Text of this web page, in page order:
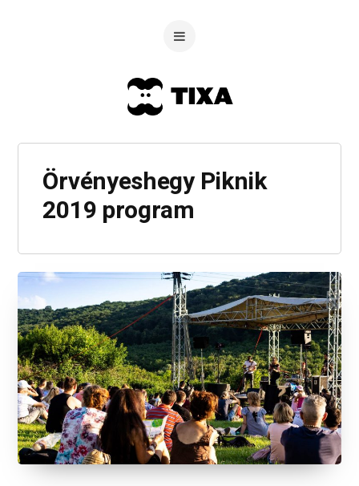
Örvényeshegy Piknik
2019 program